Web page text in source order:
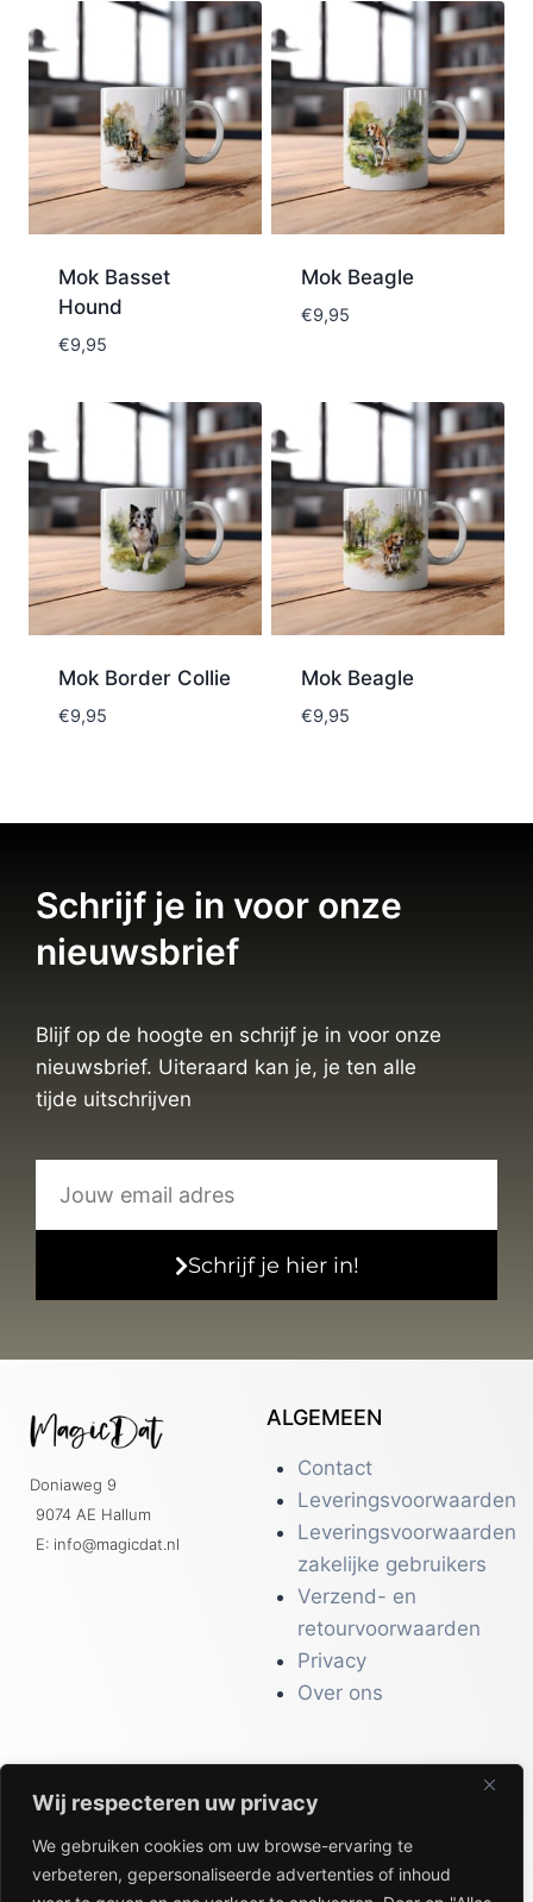
Wij respecteren uw privacy
We gebruiken cookies om uw browse-ervaring te
verbeteren, gepersonaliseerde advertenties of inhoud
Mok Basset
Hound
€9,95
Mok Beagle
€9,95
Mok Border Collie
€9,95
Mok Beagle
€9,95
Schrijf je in voor onze
nieuwsbrief
Blijf op de hoogte en schrijf je in voor onze
nieuwsbrief. Uiteraard kan je, je ten alle
tijde uitschrijven
Schrijf je hier in!
Doniaweg 9
9074 AE Hallum
E: info@magicdat.nl
ALGEMEEN
Contact
Leveringsvoorwaarden
Leveringsvoorwaarden
zakelijke gebruikers
Verzend- en
retourvoorwaarden
Privacy
Over ons
CATALOGI
Workwear &
Veiligheid